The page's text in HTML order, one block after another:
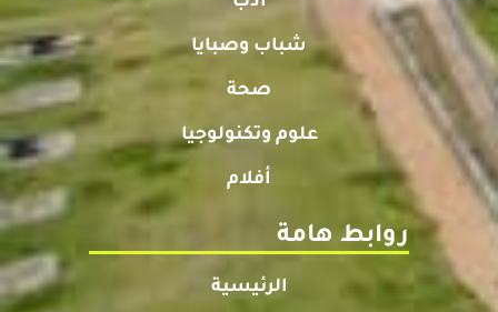
شباب وصبايا
صحة
علوم وتكنولوجيا
أفلام
روابط هامة
الرئيسية